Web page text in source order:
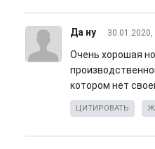
Да ну 30.01.2020,
Очень хорошая
котором нет
ЦИТИРОВАТЬ